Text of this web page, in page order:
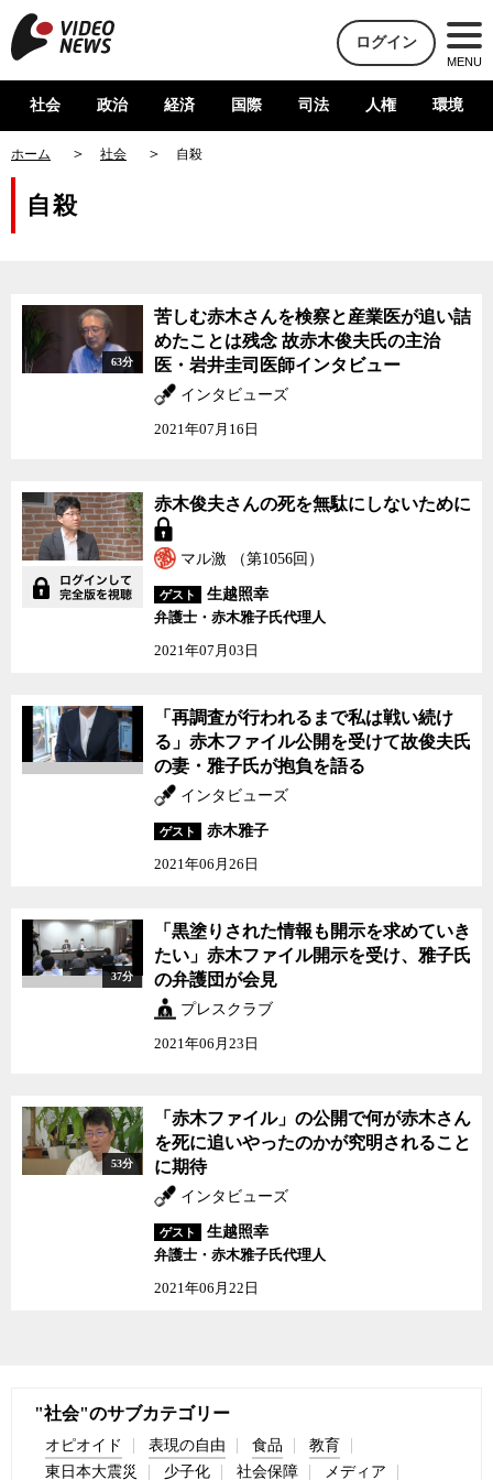
ログイン
MENU
社会 政治 経済 国際 司法 人権 環境
ホーム 社会 自殺
自殺
63分
苦しむ赤木さんを検察と産業医が追い詰
めたことは残念 故赤木俊夫氏の主治
医・岩井圭司医師インタビュー
インタビューズ
2021年07月16日
赤木俊夫さんの死を無駄にしないために
マル激 （第1056回）
ゲスト
生越照幸
弁護士・赤木雅子氏代理人
2021年07月03日
「再調査が行われるまで私は戦い続け
る」赤木ファイル公開を受けて故俊夫氏
の妻・雅子氏が抱負を語る
インタビューズ
ゲスト
赤木雅子
2021年06月26日
37分
「黒塗りされた情報も開示を求めていき
たい」赤木ファイル開示を受け、雅子氏
の弁護団が会見
プレスクラブ
2021年06月23日
53分
「赤木ファイル」の公開で何が赤木さん
を死に追いやったのかが究明されること
に期待
インタビューズ
ゲスト
生越照幸
弁護士・赤木雅子氏代理人
2021年06月22日
"社会"のサブカテゴリー
オピオイド 表現の自由 食品
教育
東日本大震災
少子化 社会保障 メディア